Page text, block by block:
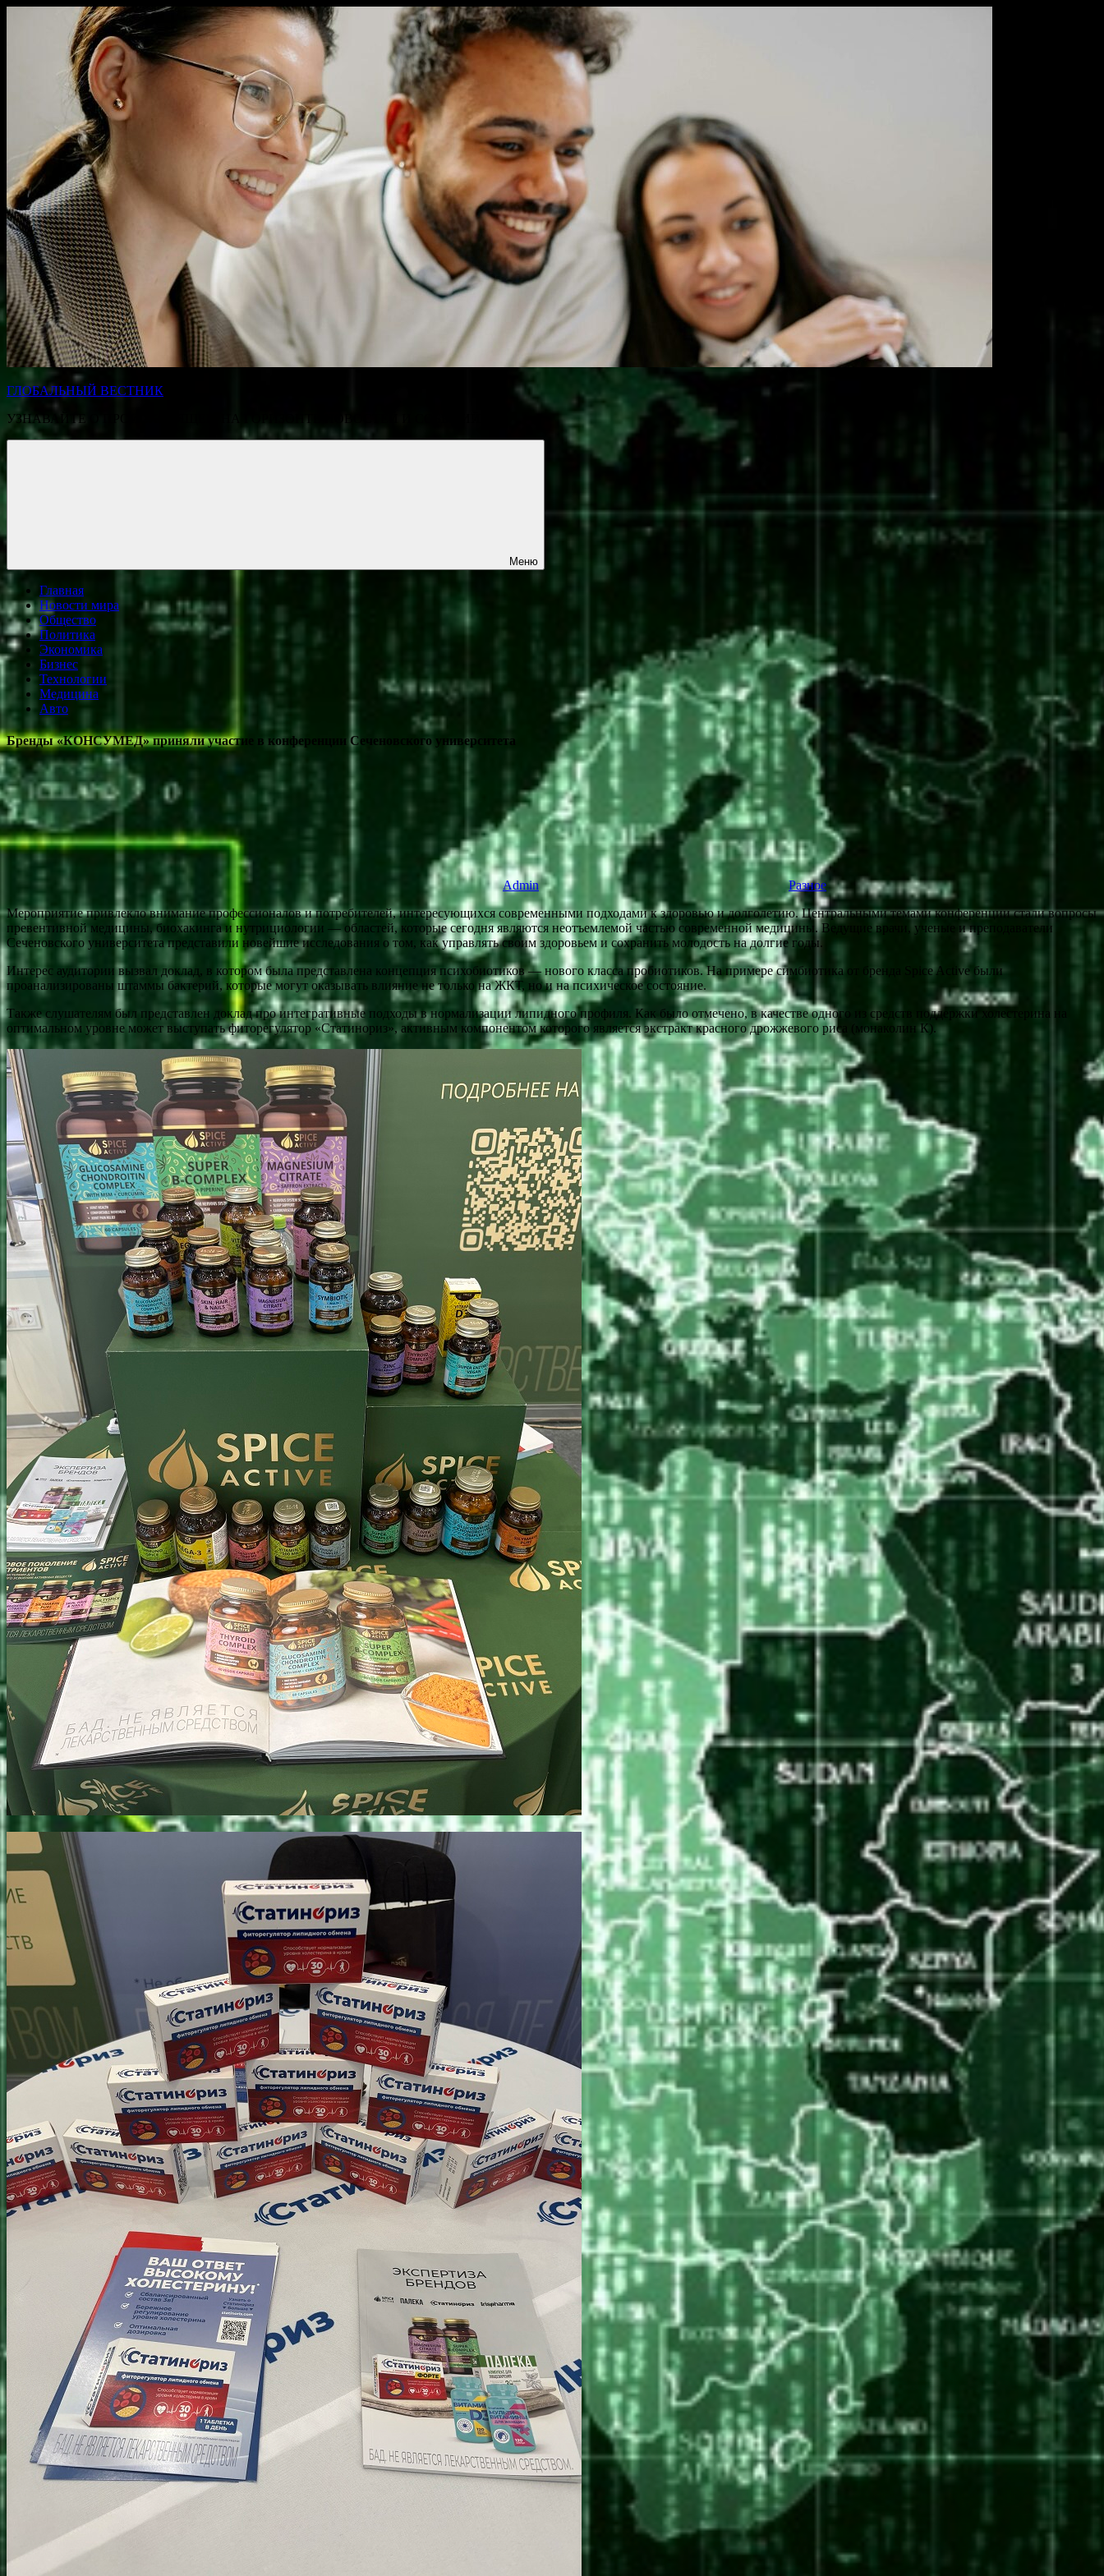
содержимому
ГЛОБАЛЬНЫЙ ВЕСТНИК
УЗНАВАЙТЕ О ПРОИСХОДЯЩЕМ НА ГОРИЗОНТЕ НОВОСТЕЙ И СОБЫТИЙ
Меню
Главная
Новости мира
Общество
Политика
Экономика
Бизнес
Технологии
Медицина
Авто
Бренды «КОНСУМЕД» приняли участие в конференции Сеченовского университета
Admin
Разное
Мероприятие привлекло внимание профессионалов и потребителей, интересующихся современными подходами к здоровью и долголетию. Центральными темами конференции стали вопросы
превентивной медицины, биохакинга и нутрициологии — областей, которые сегодня являются неотъемлемой частью современной медицины. Ведущие врачи, ученые и преподаватели
Сеченовского университета представили новейшие исследования о том, как управлять своим здоровьем и сохранить молодость на долгие годы.
Интерес аудитории вызвал доклад, в котором была представлена концепция психобиотиков — нового класса пробиотиков. На примере симбиотика от бренда Spice Active были
проанализированы штаммы бактерий, которые могут оказывать влияние не только на ЖКТ, но и на психическое состояние.
Также слушателям был представлен доклад про интегративные подходы в нормализации липидного профиля. Как было отмечено, в качестве одного из средств поддержки холестерина на
оптимальном уровне может выступать фиторегулятор «Статинориз», активным компонентом которого является экстракт красного дрожжевого риса (монаколин К).